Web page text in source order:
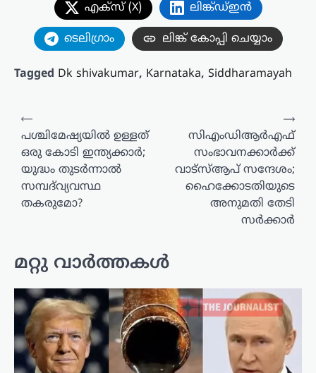
എക്സ് (X) ലിങ്ക്ഡ്ഇൻ
ടെലിഗ്രാം ലിങ്ക് കോപ്പി ചെയ്യാം
Tagged Dk shivakumar, Karnataka, Siddharamayah
പോസ്റ്റുകളിലൂടെ
⟵
പശ്ചിമേഷ്യയിൽ ഉള്ളത്
ഒരു കോടി ഇന്ത്യക്കാർ;
യുദ്ധം തുടർന്നാൽ
സമ്പദ്‌വ്യവസ്ഥ
തകരുമോ?
സിഎംഡിആർഎഫ്
സംഭാവനക്കാർക്ക്
വാട്‌സ്ആപ് സന്ദേശം;
ഹൈക്കോടതിയുടെ
അനുമതി തേടി
സർക്കാർ
⟶
മറ്റു വാർത്തകൾ